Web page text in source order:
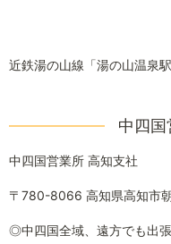
近鉄湯の山線「湯の山温泉
中四国
中四国営業所 高知支社
〒780-8066 高知県高知市
◎中四国全域、遠方でも出